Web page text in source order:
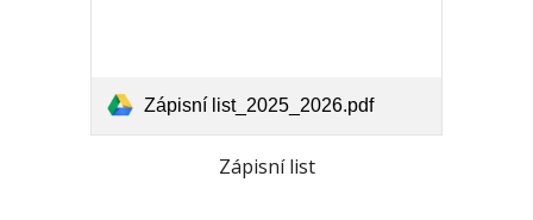
Zápisní list_2025_2026.pdf
Zápisní list